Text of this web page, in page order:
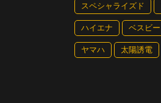
スペシャライズド
ハイエナ ベスビー
ヤマハ 太陽誘電